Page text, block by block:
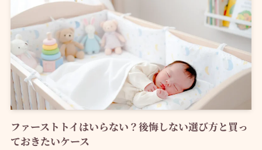
ファーストトイはいらない？後悔しない選び方と買っ
ておきたいケース